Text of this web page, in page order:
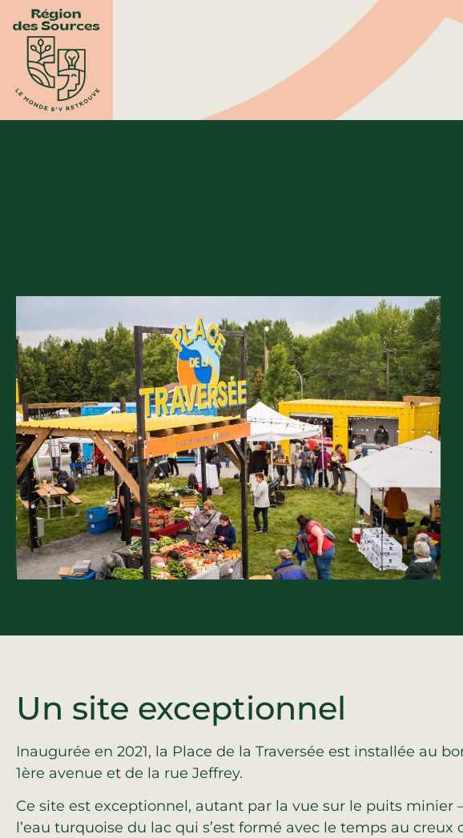
Un site exceptionnel
Inaugurée en 2021, la Place de la Traversée est installée au
1ère avenue et de la rue Jeffrey.
Ce site est exceptionnel, autant par la vue sur le puits
l’eau turquoise du lac qui s’est formé avec le temps au creux